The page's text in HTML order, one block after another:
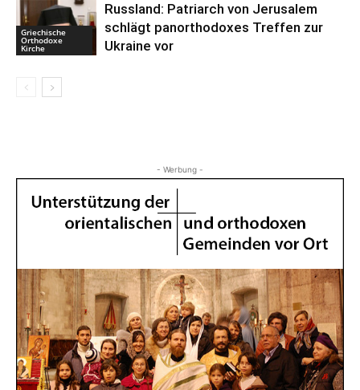
Griechische
Orthodoxe
Kirche
Russland: Patriarch von Jerusalem
schlägt panorthodoxes Treffen zur
Ukraine vor
- Werbung -